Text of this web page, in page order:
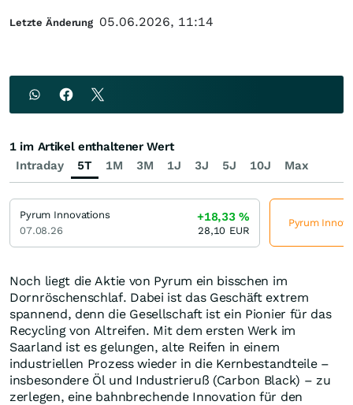
Noch liegt die Aktie von Pyrum ein bisschen im
Dornröschenschlaf. Dabei ist das Geschäft extrem
spannend, denn die Gesellschaft ist ein Pionier für das
Recycling von Altreifen. Mit dem ersten Werk im
Saarland ist es gelungen, alte Reifen in einem
industriellen Prozess wieder in die Kernbestandteile –
insbesondere Öl und Industrieruß (Carbon Black) – zu
zerlegen, eine bahnbrechende Innovation für den
Letzte Änderung 05.06.2026, 11:14
Intraday 5T 1M 3M 1J 3J 5J 10J Max
1 im Artikel enthaltener Wert
Pyrum Innovations
07.08.26
+18,33%
28,10 EUR
Pyrum